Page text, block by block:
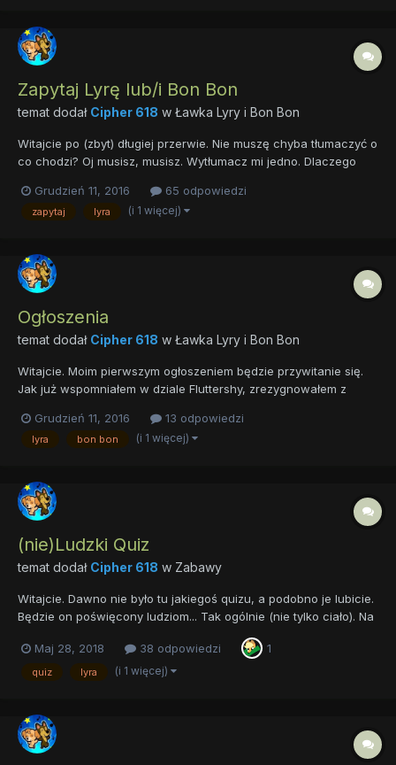
Zapytaj Lyrę lub/i Bon Bon
temat dodał Cipher 618 w Ławka Lyry i Bon Bon
Witajcie po (zbyt) długiej przerwie. Nie muszę chyba tłumaczyć o
co chodzi? Oj musisz, musisz. Wytłumacz mi jedno. Dlaczego
raczej porąbane to były ostatnie miesiące. Przychodzę sobie do
parku żeby odpocząć, i co widzę? Ktoś z...
Grudzień 11, 2016 65 odpowiedzi
zapytaj lyra (i 1 więcej)
Ogłoszenia
temat dodał Cipher 618 w Ławka Lyry i Bon Bon
Witajcie. Moim pierwszym ogłoszeniem będzie przywitanie się.
Jak już wspomniałem w dziale Fluttershy, zrezygnowałem z
się w tą postać (mimo, że jest moją ulubioną). O wiele lepiej
"czuję" Lyrę i Bon Bon, dlatego postanowiłem wrócić na s...
Grudzień 11, 2016 13 odpowiedzi
lyra bon bon (i 1 więcej)
(nie)Ludzki Quiz
temat dodał Cipher 618 w Zabawy
Witajcie. Dawno nie było tu jakiegoś quizu, a podobno je lubicie.
Będzie on poświęcony ludziom... Tak ogólnie (nie tylko ciało). Na
początek kilka zasad: 1. Pierwsza osoba, która udzieli poprawnej
odpowiedzi otrzyma 3pkt. Pozostałe dwie po 1pkt. 2. Tabela
będzie uaktualniana co kil...
Maj 28, 2018 38 odpowiedzi 1
quiz lyra (i 1 więcej)